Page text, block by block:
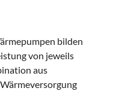
bilden
von jeweils
aus